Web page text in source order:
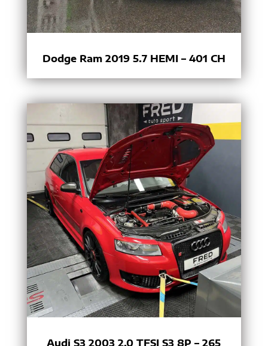
Dodge Ram 2019 5.7 HEMI – 401 CH
Audi S3 2003 2.0 TFSI S3 8P – 265